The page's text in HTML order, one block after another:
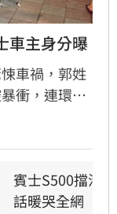
車主身分曝
車禍，郭姓
衝，連環撞
輕傷。肇
級土豆粉」，
賓士S500擋浩
話暖哭全網